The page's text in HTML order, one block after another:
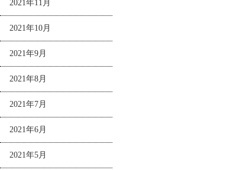
2021年11月
2021年10月
2021年9月
2021年8月
2021年7月
2021年6月
2021年5月